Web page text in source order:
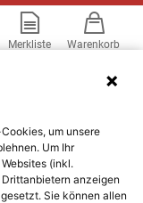
Merkliste Warenkorb
um unsere
Um Ihr
(inkl.
anzeigen
Sie können allen